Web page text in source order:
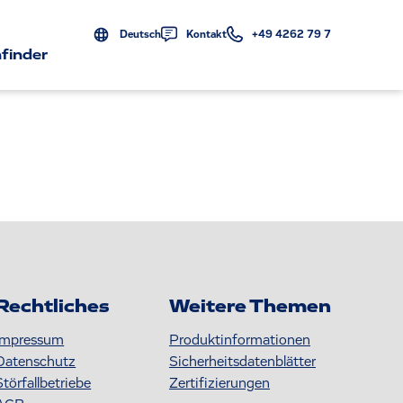
Deutsch Kontakt +49 4262 79 7
Weitere Themen
Produktinformationen
S icherheitsdatenblätter
Zertifizierungen